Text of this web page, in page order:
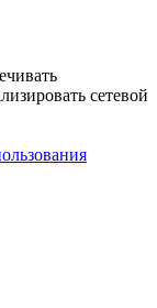
сетевой